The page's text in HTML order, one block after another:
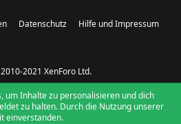
Datenschutz
Hilfe und Impressum
2021 XenForo Ltd.
um Inhalte zu personalisieren und dich
zu halten. Durch die Nutzung unserer
einverstanden.